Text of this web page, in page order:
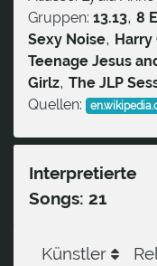
Gruppen: 13.13, 8
Sexy Noise, Harry
Teenage Jesus
Girlz, The JLP
Quellen:
Interpretierte
Songs: 21
Künstler